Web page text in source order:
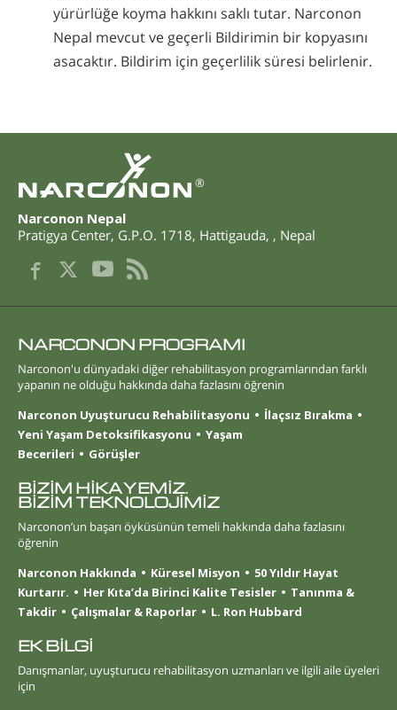
yürürlüğe koyma hakkını saklı tutar. Narconon
Nepal mevcut ve geçerli Bildirimin bir kopyasını
asacaktır. Bildirim için geçerlilik süresi belirlenir.
®
Narconon Nepal
Pratigya Center, G.P.O. 1718, Hattigauda, , Nepal
NARCONON PROGRAMI
Narconon'u dünyadaki diğer rehabilitasyon programlarından farklı
yapanın ne olduğu hakkında daha fazlasını öğrenin
Narconon Uyuşturucu Rehabilitasyonu
İlaçsız Bırakma
Yeni Yaşam Detoksifikasyonu
Yaşam
Becerileri
Görüşler
BİZİM HİKAYEMİZ.
BİZİM TEKNOLOJİMİZ
Narconon’un başarı öyküsünün temeli hakkında daha fazlasını
öğrenin
Narconon Hakkında
Küresel Misyon
50 Yıldır Hayat
Kurtarır.
Her Kıta’da Birinci Kalite Tesisler
Tanınma &
Takdir
Çalışmalar & Raporlar L. Ron Hubbard
EK BİLGİ
Danışmanlar, uyuşturucu rehabilitasyon uzmanları ve ilgili aile üyeleri
için